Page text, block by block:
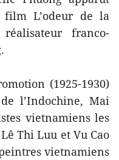
film L’odeur de la
franco-
(1925-1930)
l’Indochine, Mai
vietnamiens les
Thi Luu et Vu Cao
vietnamiens